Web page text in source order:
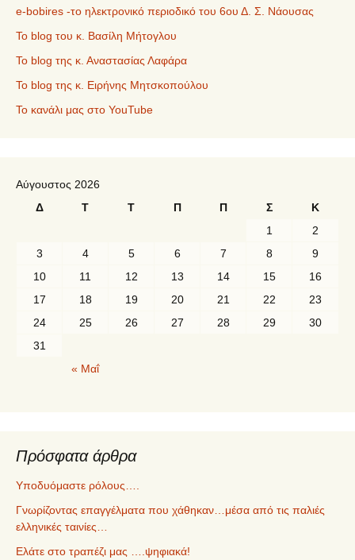
e-bobires -το ηλεκτρονικό περιοδικό του 6ου Δ. Σ. Νάουσας
To blog του κ. Βασίλη Μήτογλου
Το blog της κ. Αναστασίας Λαφάρα
Το blog της κ. Ειρήνης Μητσκοπούλου
Το κανάλι μας στο YouTube
Αύγουστος 2026
Δ
Τ Τ Π Π Σ Κ
« Μαΐ
1
2
3
4 5 6 7 8
9
10
11 12 13 14 15
16
17
18 19 20 21 22
23
24
25 26 27 28 29
30
31
Πρόσφατα άρθρα
Υποδυόμαστε ρόλους….
Γνωρίζοντας επαγγέλματα που χάθηκαν…μέσα από τις παλιές
ελληνικές ταινίες…
Ελάτε στο τραπέζι μας ….ψηφιακά!